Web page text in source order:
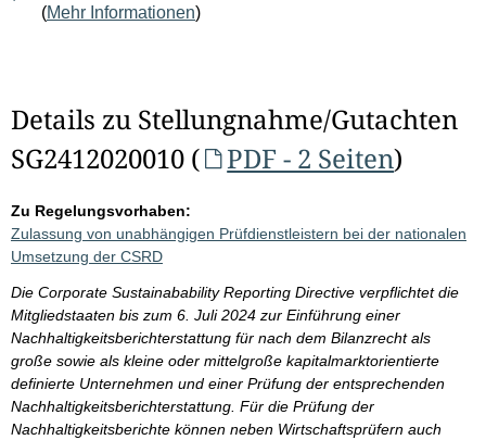
(Mehr Informationen)
Details zu Stellungnahme/Gutachten
SG2412020010 (
PDF - 2 Seiten)
Zu Regelungsvorhaben:
Zulassung von unabhängigen Prüfdienstleistern bei der nationalen
Umsetzung der CSRD
Die Corporate Sustainabability Reporting Directive verpflichtet die
Mitgliedstaaten bis zum 6. Juli 2024 zur Einführung einer
Nachhaltigkeitsberichterstattung für nach dem Bilanzrecht als
große sowie als kleine oder mittelgroße kapitalmarktorientierte
definierte Unternehmen und einer Prüfung der entsprechenden
Nachhaltigkeitsberichterstattung. Für die Prüfung der
Nachhaltigkeitsberichte können neben Wirtschaftsprüfern auch